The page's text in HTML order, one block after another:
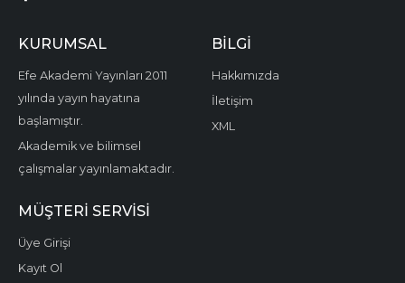
KURUMSAL
Efe Akademi Yayınları 2011
yılında yayın hayatına
başlamıştır.
Akademik ve bilimsel
çalışmalar yayınlamaktadır.
BILGI
Hakkımızda
İletişim
XML
MÜŞTERI SERVISI
Üye Girişi
Kayıt Ol